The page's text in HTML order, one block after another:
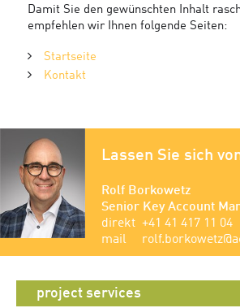
Damit Sie den gewünschten Inhalt
empfehlen wir Ihnen folgende Seiten:
Startseite
Kontakt
Lassen Sie sich
Rolf Borkowetz
Senior Key Account
direkt +41 41 417 11 04
mail
project services